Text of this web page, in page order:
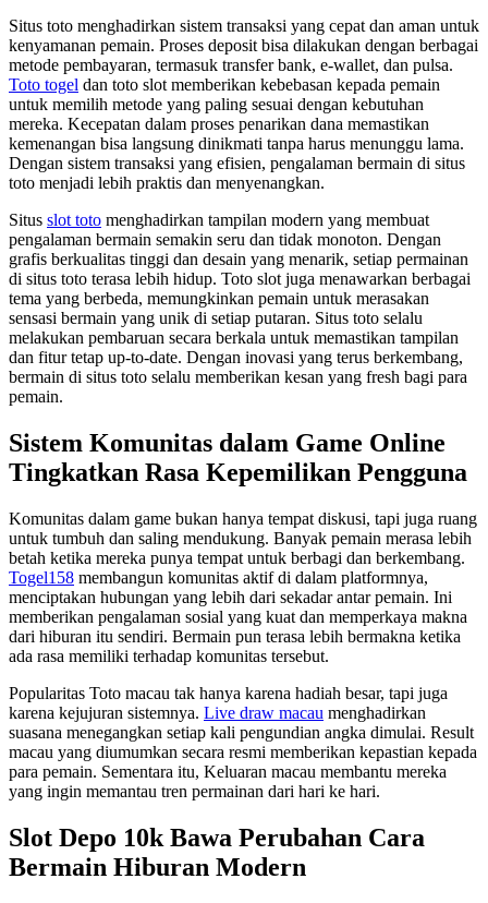
Situs toto menghadirkan sistem transaksi yang cepat dan aman untuk
kenyamanan pemain. Proses deposit bisa dilakukan dengan berbagai
metode pembayaran, termasuk transfer bank, e-wallet, dan pulsa.
Toto togel dan toto slot memberikan kebebasan kepada pemain
untuk memilih metode yang paling sesuai dengan kebutuhan
mereka. Kecepatan dalam proses penarikan dana memastikan
kemenangan bisa langsung dinikmati tanpa harus menunggu lama.
Dengan sistem transaksi yang efisien, pengalaman bermain di situs
toto menjadi lebih praktis dan menyenangkan.
Situs slot toto menghadirkan tampilan modern yang membuat
pengalaman bermain semakin seru dan tidak monoton. Dengan
grafis berkualitas tinggi dan desain yang menarik, setiap permainan
di situs toto terasa lebih hidup. Toto slot juga menawarkan berbagai
tema yang berbeda, memungkinkan pemain untuk merasakan
sensasi bermain yang unik di setiap putaran. Situs toto selalu
melakukan pembaruan secara berkala untuk memastikan tampilan
dan fitur tetap up-to-date. Dengan inovasi yang terus berkembang,
bermain di situs toto selalu memberikan kesan yang fresh bagi para
pemain.
Sistem Komunitas dalam Game Online
Tingkatkan Rasa Kepemilikan Pengguna
Komunitas dalam game bukan hanya tempat diskusi, tapi juga ruang
untuk tumbuh dan saling mendukung. Banyak pemain merasa lebih
betah ketika mereka punya tempat untuk berbagi dan berkembang.
Togel158 membangun komunitas aktif di dalam platformnya,
menciptakan hubungan yang lebih dari sekadar antar pemain. Ini
memberikan pengalaman sosial yang kuat dan memperkaya makna
dari hiburan itu sendiri. Bermain pun terasa lebih bermakna ketika
ada rasa memiliki terhadap komunitas tersebut.
Popularitas Toto macau tak hanya karena hadiah besar, tapi juga
karena kejujuran sistemnya. Live draw macau menghadirkan
suasana menegangkan setiap kali pengundian angka dimulai. Result
macau yang diumumkan secara resmi memberikan kepastian kepada
para pemain. Sementara itu, Keluaran macau membantu mereka
yang ingin memantau tren permainan dari hari ke hari.
Slot Depo 10k Bawa Perubahan Cara
Bermain Hiburan Modern